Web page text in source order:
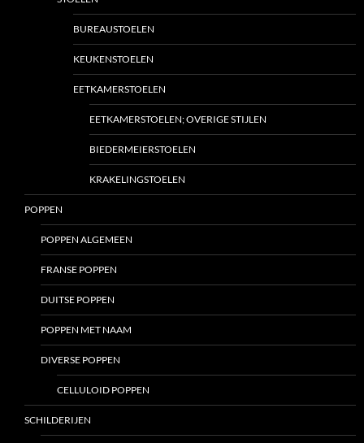
BUREAUSTOELEN
KEUKENSTOELEN
EETKAMERSTOELEN
EETKAMERSTOELEN; OVERIGE STIJLEN
BIEDERMEIERSTOELEN
KRAKELINGSTOELEN
POPPEN
POPPEN ALGEMEEN
FRANSE POPPEN
DUITSE POPPEN
POPPEN MET NAAM
DIVERSE POPPEN
CELLULOID POPPEN
SCHILDERIJEN